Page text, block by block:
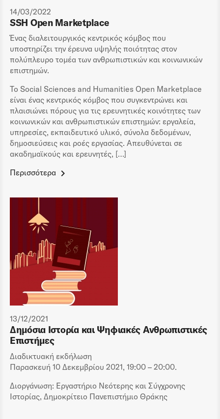
14/03/2022
SSH Open Marketplace
Ένας διαλειτουργικός κεντρικός κόμβος που
υποστηρίζει την έρευνα υψηλής ποιότητας στον
πολύπλευρο τομέα των ανθρωπιστικών και κοινωνικών
επιστημών.
Το Social Sciences and Humanities Open Marketplace
είναι ένας κεντρικός κόμβος που συγκεντρώνει και
πλαισιώνει πόρους για τις ερευνητικές κοινότητες των
κοινωνικών και ανθρωπιστικών επιστημών: εργαλεία,
υπηρεσίες, εκπαιδευτικό υλικό, σύνολα δεδομένων,
δημοσιεύσεις και ροές εργασίας. Απευθύνεται σε
ακαδημαϊκούς και ερευνητές, […]
Περισσότερα
13/12/2021
Δημόσια Ιστορία και Ψηφιακές Ανθρωπιστικές
Επιστήμες
Διαδικτυακή εκδήλωση
Παρασκευή 10 Δεκεμβρίου 2021, 19:00 – 20:00.
Διοργάνωση: Εργαστήριο Νεότερης και Σύγχρονης
Ιστορίας, Δημοκρίτειο Πανεπιστήμιο Θράκης